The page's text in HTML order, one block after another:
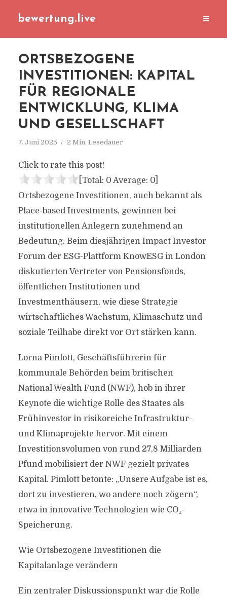
bewertung.live
ORTSBEZOGENE
INVESTITIONEN: KAPITAL
FÜR REGIONALE
ENTWICKLUNG, KLIMA
UND GESELLSCHAFT
7. Juni 2025 2 Min. Lesedauer
Click to rate this post!
[Total: 0 Average: 0]
Ortsbezogene Investitionen, auch bekannt als
Place-based Investments, gewinnen bei
institutionellen Anlegern zunehmend an
Bedeutung. Beim diesjährigen Impact Investor
Forum der ESG-Plattform KnowESG in London
diskutierten Vertreter von Pensionsfonds,
öffentlichen Institutionen und
Investmenthäusern, wie diese Strategie
wirtschaftliches Wachstum, Klimaschutz und
soziale Teilhabe direkt vor Ort stärken kann.
Lorna Pimlott, Geschäftsführerin für
kommunale Behörden beim britischen
National Wealth Fund (NWF), hob in ihrer
Keynote die wichtige Rolle des Staates als
Frühinvestor in risikoreiche Infrastruktur-
und Klimaprojekte hervor. Mit einem
Investitionsvolumen von rund 27,8 Milliarden
Pfund mobilisiert der NWF gezielt privates
Kapital. Pimlott betonte: „Unsere Aufgabe ist es,
dort zu investieren, wo andere noch zögern“,
etwa in innovative Technologien wie CO₂-
Speicherung.
Wie Ortsbezogene Investitionen die
Kapitalanlage verändern
Ein zentraler Diskussionspunkt war die Rolle